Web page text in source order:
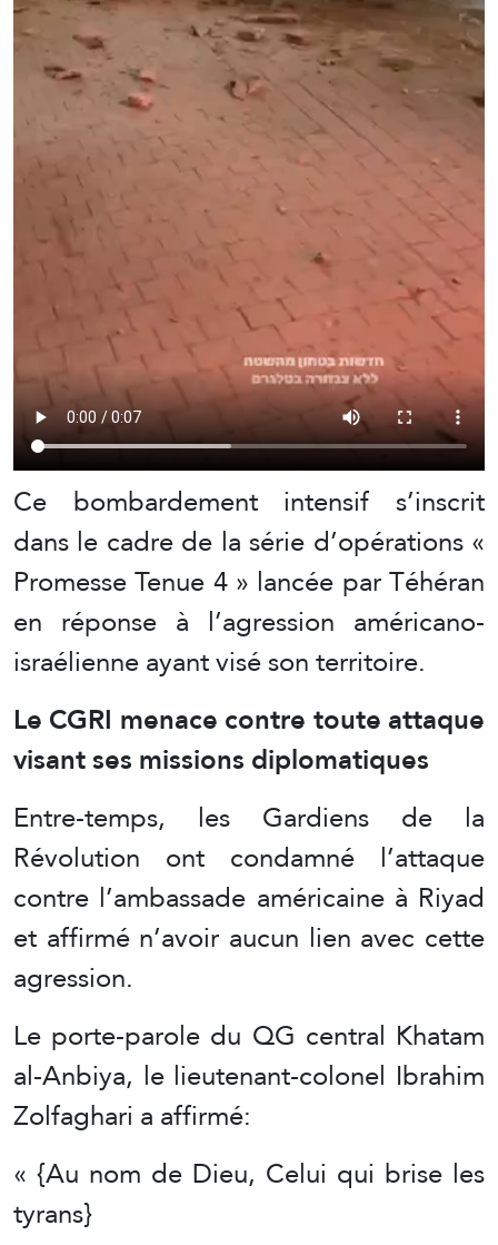
Ce bombardement intensif s’inscrit
dans le cadre de la série d’opérations «
Promesse Tenue 4 » lancée par Téhéran
en réponse à l’agression américano-
israélienne ayant visé son territoire.
Le CGRI menace contre toute attaque
visant ses missions diplomatiques
Entre-temps, les Gardiens de la
Révolution ont condamné l’attaque
contre l’ambassade américaine à Riyad
et affirmé n’avoir aucun lien avec cette
agression.
Le porte-parole du QG central Khatam
al-Anbiya, le lieutenant-colonel Ibrahim
Zolfaghari a affirmé:
« {Au nom de Dieu, Celui qui brise les
tyrans}